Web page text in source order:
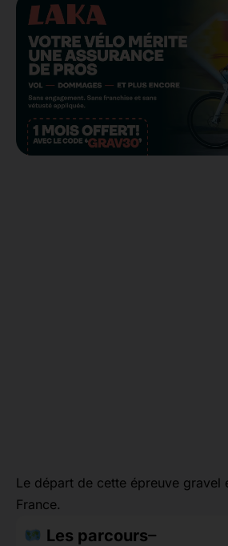
Le départ de cette épreuve gravel
France.
Les parcours